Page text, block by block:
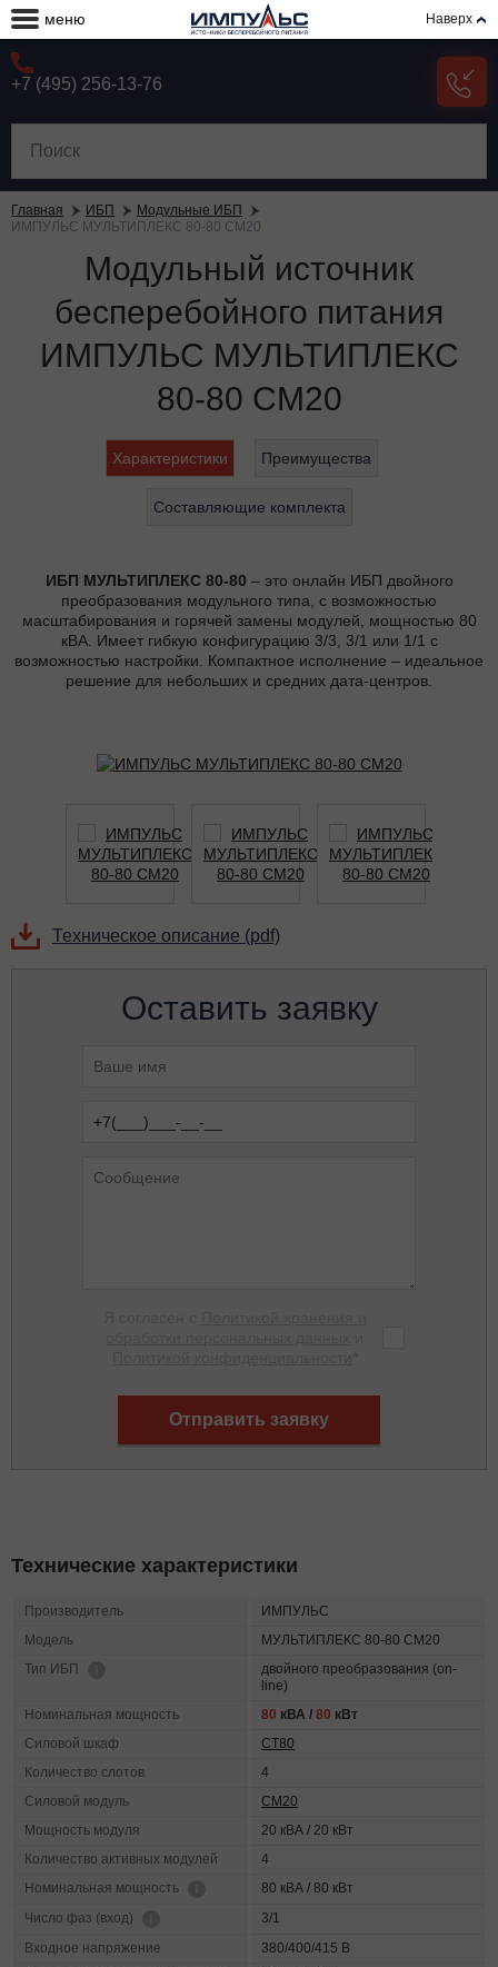
меню Наверх
+7 (495) 256-13-76
Главная ИБП
Модульные ИБП
ИМПУЛЬС МУЛЬТИПЛЕКС 80-80 СМ20
Модульный источник
бесперебойного питания
ИМПУЛЬС МУЛЬТИПЛЕКС
80-80 СМ20
Характеристики Преимущества
Составляющие комплекта
ИБП МУЛЬТИПЛЕКС 80-80 – это онлайн ИБП двойного
преобразования модульного типа, с возможностью
масштабирования и горячей замены модулей, мощностью 80
кВА. Имеет гибкую конфигурацию 3/3, 3/1 или 1/1 с
возможностью настройки. Компактное исполнение – идеальное
решение для небольших и средних дата-центров.
Техническое описание (pdf)
Оставить заявку
Отправить заявку
Технические характеристики
Производитель
ИМПУЛЬС
Модель
МУЛЬТИПЛЕКС 80-80 СМ20
Тип ИБП
двойного преобразования (on-
line)
Номинальная мощность
80 кВА / 80 кВт
Силовой шкаф
СТ80
Количество слотов
4
Силовой модуль
СМ20
Мощность модуля
20 кВА / 20 кВт
Количество активных модулей
4
Номинальная мощность
80 кВА / 80 кВт
Число фаз (вход)
3/1
Входное напряжение
380/400/415 В